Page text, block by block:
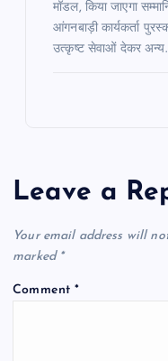
मॉडल, किया जाएगा
आंगनबाड़ी कार्यकर्ता
उत्कृष्ट सेवाओं देकर
Leave a
Your email address will
marked *
Comment*